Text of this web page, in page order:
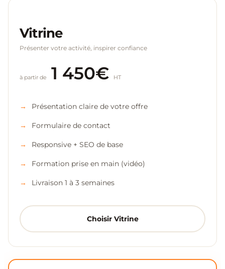
Vitrine
Présenter votre activité, inspirer confiance
à partir de 1 450€ HT
Présentation claire de votre offre
Formulaire de contact
Responsive + SEO de base
Formation prise en main (vidéo)
Livraison 1 à 3 semaines
Choisir Vitrine